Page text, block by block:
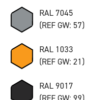
RAL 7045
(REF GW: 57)
RAL 1033
(REF GW: 21)
RAL 9017
(REF GW: 99)